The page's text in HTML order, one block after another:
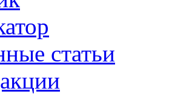
статьи